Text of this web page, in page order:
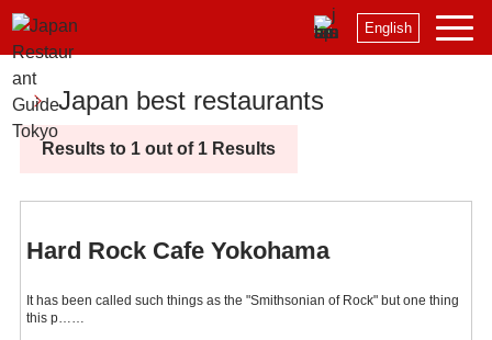
English
Japan best restaurants
Results to 1 out of 1 Results
Hard Rock Cafe Yokohama
It has been called such things as the "Smithsonian of Rock" but one thing
this p……